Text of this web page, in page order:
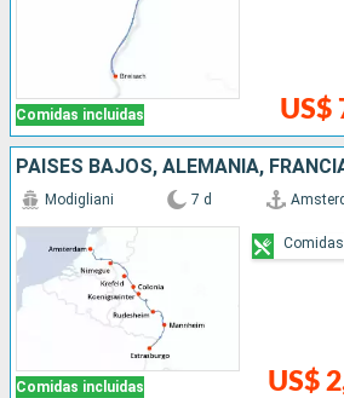
Comidas incluidas US$
PAISES BAJOS, ALEMANIA,
Comidas incluidas
Modigliani 7 d
US$